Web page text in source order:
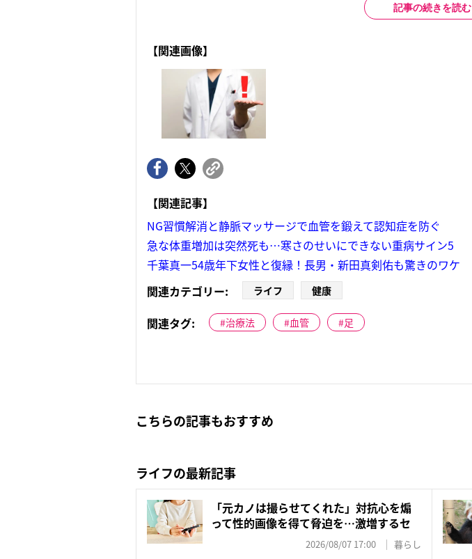
記事の続きを読む
【関連画像】
【関連記事】
NG習慣解消と静脈マッサージで血管を鍛えて認知症を防ぐ
急な体重増加は突然死も…寒さのせいにできない重病サイン5
千葉真一54歳年下女性と復縁！長男・新田真剣佑も驚きのワケ
関連カテゴリー:
ライフ 健康
関連タグ: 治療法 血管 足
こちらの記事もおすすめ
ライフの最新記事
「元カノは撮らせてくれた」対抗心を煽
って性的画像を得て脅迫を…激増するセ
2026/08/07 17:00 暮らし